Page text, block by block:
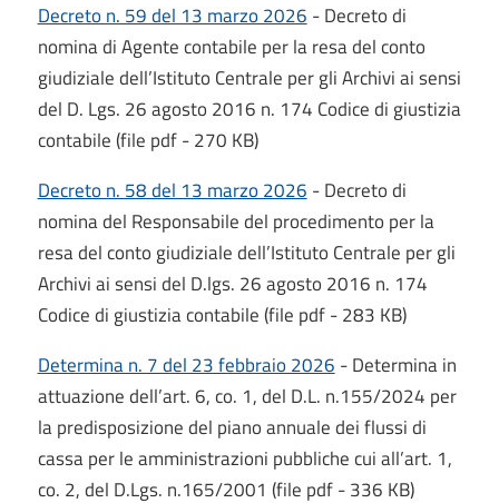
Decreto n. 59 del 13 marzo 2026 - Decreto di
nomina di Agente contabile per la resa del conto
giudiziale dell’Istituto Centrale per gli Archivi ai sensi
del D. Lgs. 26 agosto 2016 n. 174 Codice di giustizia
contabile (file pdf - 270 KB)
Decreto n. 58 del 13 marzo 2026 - Decreto di
nomina del Responsabile del procedimento per la
resa del conto giudiziale dell’Istituto Centrale per gli
Archivi ai sensi del D.lgs. 26 agosto 2016 n. 174
Codice di giustizia contabile (file pdf - 283 KB)
Determina n. 7 del 23 febbraio 2026 - Determina in
attuazione dell’art. 6, co. 1, del D.L. n.155/2024 per
la predisposizione del piano annuale dei flussi di
cassa per le amministrazioni pubbliche cui all’art. 1,
co. 2, del D.Lgs. n.165/2001 (file pdf - 336 KB)